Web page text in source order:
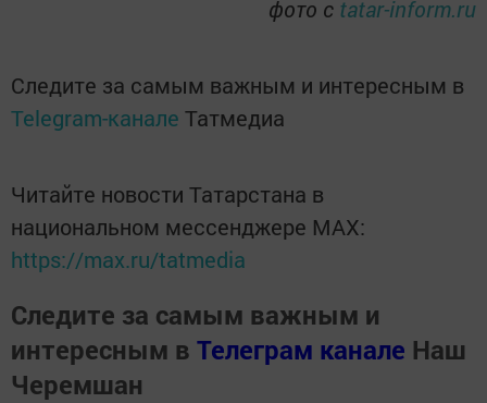
фото с tatar-inform.ru
Следите за самым важным и интересным в
Telegram-канале Татмедиа
Читайте новости Татарстана в
национальном мессенджере MАХ:
https://max.ru/tatmedia
Следите за самым важным и
интересным в Телеграм канале Наш
Черемшан